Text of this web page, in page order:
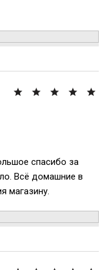
спасибо за
Всё домашние в
магазину.